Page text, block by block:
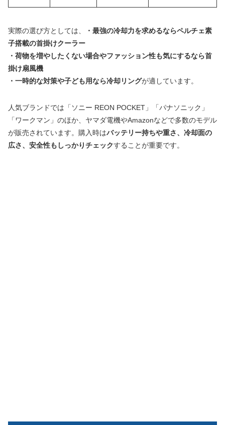
実際の選び方としては、
・最強の冷却力を求めるならペルチェ素
子搭載の首掛けクーラー
・荷物を増やしたくない場合やファッション性も気にするなら首
掛け扇風機
・一時的な対策や子ども用なら冷却リングが適しています。
人気ブランドでは「ソニー REON POCKET」「パナソニック」
「ワークマン」のほか、ヤマダ電機やAmazonなどで多数のモデル
が販売されています。購入時はバッテリー持ちや重さ、冷却面の
広さ、安全性もしっかりチェックすることが重要です。